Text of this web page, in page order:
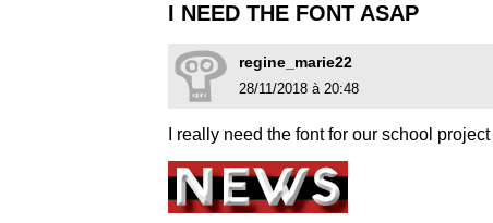
I NEED THE FONT ASAP
regine_marie22
28/11/2018 à 20:48
I really need the font for our school project